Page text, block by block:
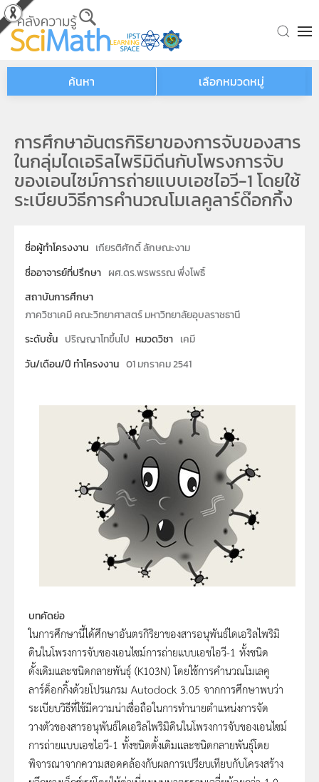
Skip to main content
ค้นหา เลือกหมวดหมู่
การศึกษาอันตรกิริยาของการจับของสาร
ในกลุ่มไดเอริลไพริมิดีนกับโพรงการจับ
ของเอนไซม์การถ่ายแบบเอชไอวี-1 โดยใช้
ระเบียบวิธีการคำนวณโมเลคูลาร์ด๊อกกิ้ง
ชื่อผู้ทำโครงงาน เกียรติศักดิ์ ลักษณะงาม
ชื่ออาจารย์ที่ปรึกษา ผศ.ดร.พรพรรณ พึ่งโพธิ์
สถาบันการศึกษา
ภาควิชาเคมี คณะวิทยาศาสตร์ มหาวิทยาลัยอุบลราชธานี
ระดับชั้น ปริญญาโทขึ้นไป หมวดวิชา เคมี
วัน/เดือน/ปี ทำโครงงาน 01 มกราคม 2541
บทคัดย่อ
ในการศึกษานี้ได้ศึกษาอันตรกิริยาของสารอนุพันธ์ไดเอริลไพริมิ
ดินในโพรงการจับของเอนไซม์การถ่ายแบบเอชไอวี-1 ทั้งชนิด
ดั้งเดิมและชนิดกลายพันธุ์ (K103N) โดยใช้การคำนวณโมเลคู
ลาร์ด็อกกิ้งด้วยโปรแกรม Autodock 3.05 จากการศึกษาพบว่า
ระเบียบวิธีที่ใช้มีความน่าเชื่อถือในการทำนายตำแหน่งการจัด
วางตัวของสารอนุพันธ์ไดเอริลไพริมิดินในโพรงการจับของเอนไซม์
การถ่ายแบบเอชไอวี-1 ทั้งชนิดดั้งเดิมและชนิดกลายพันธุ์โดย
พิจารณาจากความสอดคล้องกับผลการเปรียบเทียบกับโครงสร้าง